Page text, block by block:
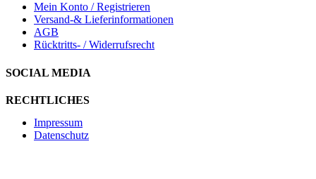
Mein Konto / Registrieren
Versand-& Lieferinformationen
AGB
Rücktritts- / Widerrufsrecht
SOCIAL MEDIA
RECHTLICHES
Impressum
Datenschutz